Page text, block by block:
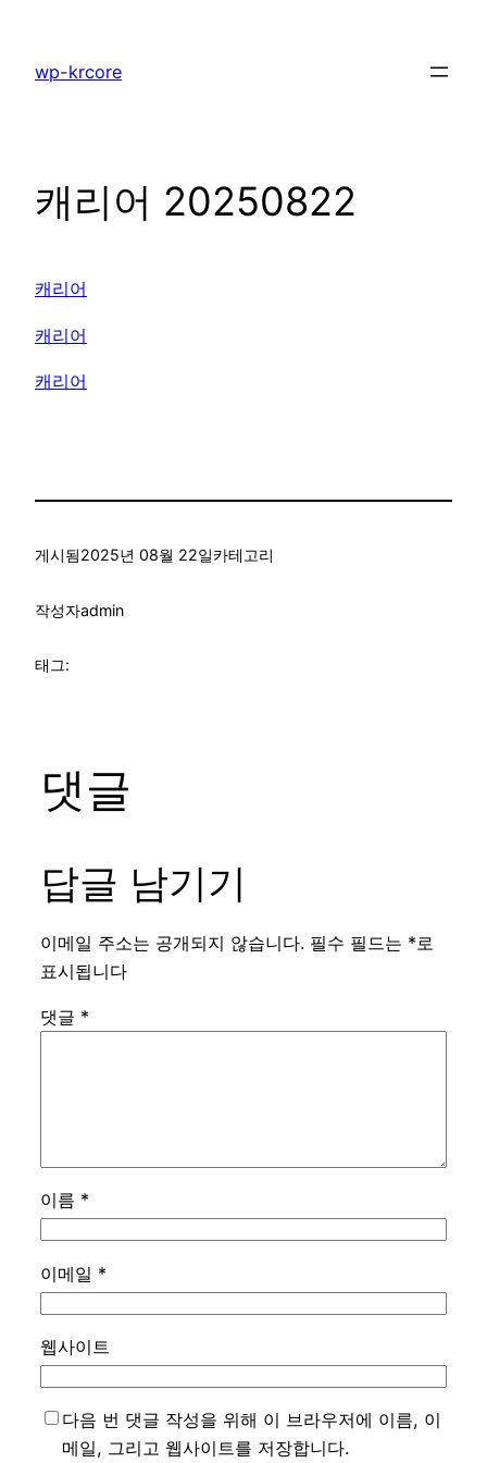
wp-krcore
캐리어 20250822
캐리어
캐리어
캐리어
게시됨2025년 08월 22일카테고리
작성자admin
태그:
댓글
답글 남기기
이메일 주소는 공개되지 않습니다. 필수 필드는 *로
표시됩니다
댓글 *
이름 *
이메일 *
웹사이트
다음 번 댓글 작성을 위해 이 브라우저에 이름, 이
메일, 그리고 웹사이트를 저장합니다.